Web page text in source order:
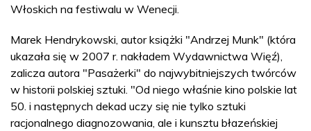
Włoskich na festiwalu w Wenecji.
Marek Hendrykowski, autor książki "Andrzej Munk" (która
ukazała się w 2007 r. nakładem Wydawnictwa Więź),
zalicza autora "Pasażerki" do najwybitniejszych twórców
w historii polskiej sztuki. "Od niego właśnie kino polskie lat
50. i następnych dekad uczy się nie tylko sztuki
racjonalnego diagnozowania, ale i kunsztu błazeńskiej